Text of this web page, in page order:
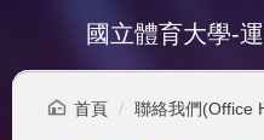
主
國立體育大學-
首頁 聯絡我們(Office